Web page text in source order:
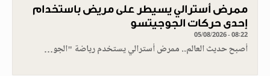
ممرض أسترالي يسيطر على مريض باستخدام
إحدى حركات الجوجيتسو
05/08/2026 - 08:22
أصبح حديث العالم.. ممرض أسترالي يستخدم رياضة "الجو…